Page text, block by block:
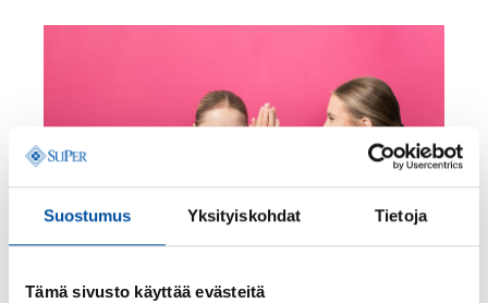
Suostumus Yksityiskohdat Tietoja
Tämä sivusto käyttää evästeitä